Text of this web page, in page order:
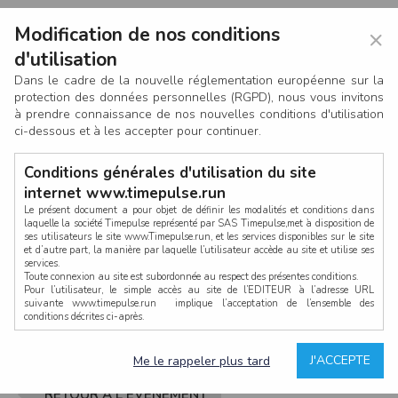
CONNEXION
RETOUR À L'ÉVÈNEMENT
×
Modification de nos conditions
d'utilisation
Dans le cadre de la nouvelle réglementation européenne sur la
protection des données personnelles (RGPD), nous vous invitons
à prendre connaissance de nos nouvelles conditions d'utilisation
ci-dessous et à les accepter pour continuer.
Conditions générales d'utilisation du site
internet www.timepulse.run
Le présent document a pour objet de définir les modalités et conditions dans
laquelle la société Timepulse représenté par SAS Timepulse,met à disposition de
ses utilisateurs le site www.Timepulse.run, et les services disponibles sur le site
et d’autre part, la manière par laquelle l’utilisateur accède au site et utilise ses
services.
Toute connexion au site est subordonnée au respect des présentes conditions.
Pour l’utilisateur, le simple accès au site de l’EDITEUR à l’adresse URL
suivante www.timepulse.run implique l’acceptation de l’ensemble des
conditions décrites ci-après.
La structure générale du site www.timepulse.run, par quelque procédé que ce
soit, sans l'autorisation préalable et par écrit de Fourcherot Mickael et/ou de ses
J'ACCEPTE
Me le rappeler plus tard